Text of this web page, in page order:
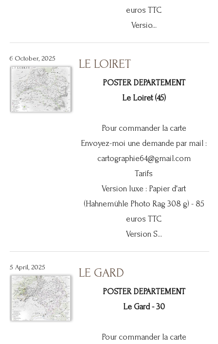
euros TTC
Versio...
6 October, 2025 LE LOIRET
POSTER DEPARTEMENT
Le Loiret (45)
Pour commander la carte
Envoyez-moi une demande par mail :
cartographie64@gmail.com
Tarifs
Version luxe : Papier d'art
(Hahnemühle Photo Rag 308 g) - 85
euros TTC
Version S...
5 April, 2025 LE GARD
POSTER DEPARTEMENT
Le Gard - 30
Pour commander la carte